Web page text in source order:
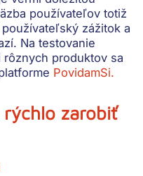
používateľov totiž
zážitok a
Na testovanie
produktov sa
PovidamSi.
rýchlo zarobiť